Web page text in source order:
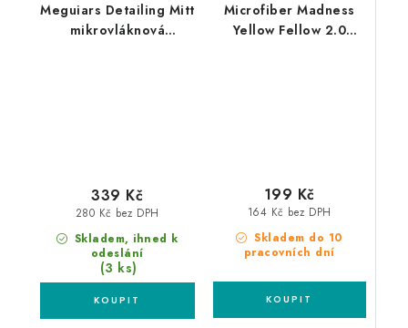
Meguiars Detailing Mitt
mikrovláknová
Skladem, ihned k
odeslání
(3 ks)
280 Kč bez DPH
339 Kč
Microfiber Madness
Yellow Fellow 2.0
Skladem do 10
pracovních dní
164 Kč bez DPH
199 Kč